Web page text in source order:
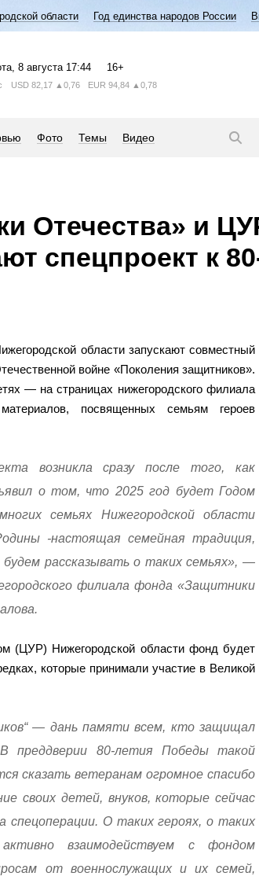
области Год единства народов России
, 8 августа 17:44 16+
USD 82,17 ▲0,76 EUR 94,84 ▲0,78
Фото Темы Видео
Отечества» и
спецпроект к
области запускают совместный
войне «Поколения защитников».
— на страницах нижегородского филиала
посвященных семьям героев
возникла сразу после того, как
о том, что 2025 год будет Годом
семьях Нижегородской области
-настоящая семейная традиция,
рассказывать о таких семьях», —
филиала фонда «Защитники
(ЦУР) Нижегородской области фонд будет
которые принимали участие в Великой
— дань памяти всем, кто защищал
80-летия Победы такой
сказать ветеранам огромное спасибо
своих детей, внуков, которые сейчас
О таких героях, о таких
взаимодействуем с фондом
от военнослужащих и их семей,